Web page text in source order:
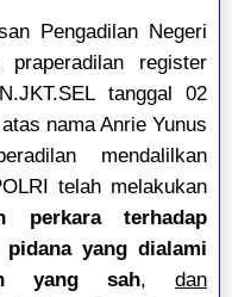
Pengadilan Negeri
register
tanggal 02
nama Anrie Yunus
mendalilkan
telah melakukan
perkara terhadap
yang dialami
yang sah,dan